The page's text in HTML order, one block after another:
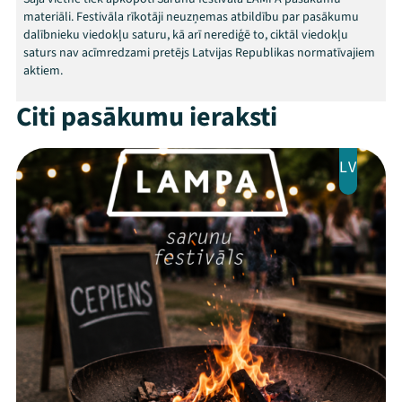
Festivāls
Programma
Arhīvs
Viņi bija LAMPĀ 2026
Jaunumi
Ziedo
Veikals
materiāli. Festivāla rīkotāji neuzņemas atbildību par pasākumu
dalībnieku viedokļu saturu, kā arī nerediģē to, ciktāl viedokļu
saturs nav acīmredzami pretējs Latvijas Republikas normatīvajiem
aktiem.
Citi pasākumu ieraksti
LV